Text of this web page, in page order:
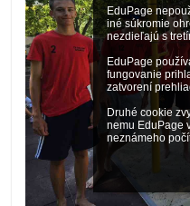
EduPage
iné súkromie
nezdieľajú s
EduPage
fungovanie
zatvorení
Druhé cookie
nemu EduPage
neznámeho